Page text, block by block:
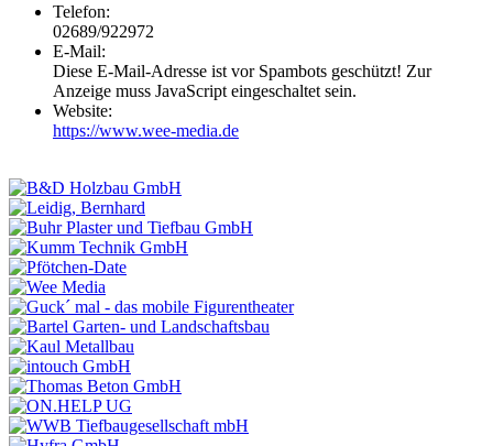
Telefon:
02689/922972
E-Mail:
Diese E-Mail-Adresse ist vor Spambots geschützt! Zur
Anzeige muss JavaScript eingeschaltet sein.
Website:
https://www.wee-media.de